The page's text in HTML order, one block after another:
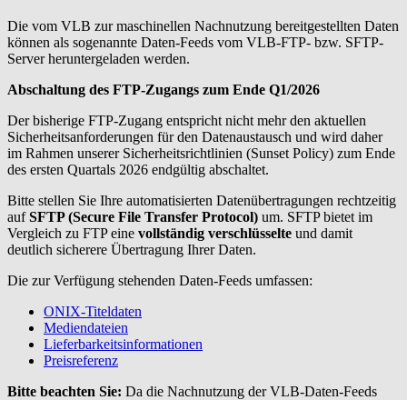
Die vom VLB zur maschinellen Nachnutzung bereitgestellten Daten
können als sogenannte Daten-Feeds vom VLB-FTP- bzw. SFTP-
Server heruntergeladen werden.
Abschaltung des FTP-Zugangs zum Ende Q1/2026
Der bisherige FTP-Zugang entspricht nicht mehr den aktuellen
Sicherheitsanforderungen für den Datenaustausch und wird daher
im Rahmen unserer Sicherheitsrichtlinien (Sunset Policy) zum Ende
des ersten Quartals 2026 endgültig abschaltet.
Bitte stellen Sie Ihre automatisierten Datenübertragungen rechtzeitig
aufSFTP (Secure File Transfer Protocol) um. SFTP bietet im
Vergleich zu FTP eine vollständig verschlüsselte und damit
deutlich sicherere Übertragung Ihrer Daten.
Die zur Verfügung stehenden Daten-Feeds umfassen:
ONIX-Titeldaten
Mediendateien
Lieferbarkeitsinformationen
Preisreferenz
Bitte beachten Sie: Da die Nachnutzung der VLB-Daten-Feeds